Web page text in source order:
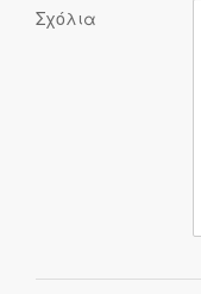
Σχόλια